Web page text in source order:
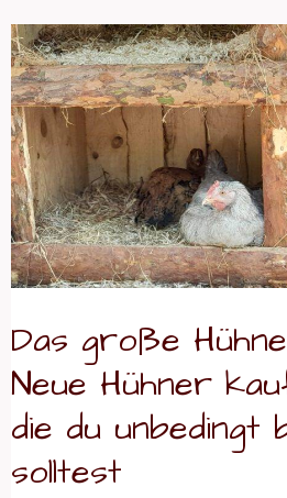
Das große Hühner
Neue Hühner
die du unbedingt
solltest
Das
große
Hühner
1×1
–
Teil
1:
Neue
kaufen,
8
Dinge
du